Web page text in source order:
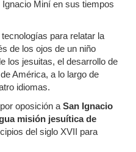
Miní en sus tiempos
para relatar la
de los ojos de un niño
los jesuitas, el desarrollo de
América, a lo largo de
idiomas.
oposición a San Ignacio
misión jesuítica de
del siglo XVII para